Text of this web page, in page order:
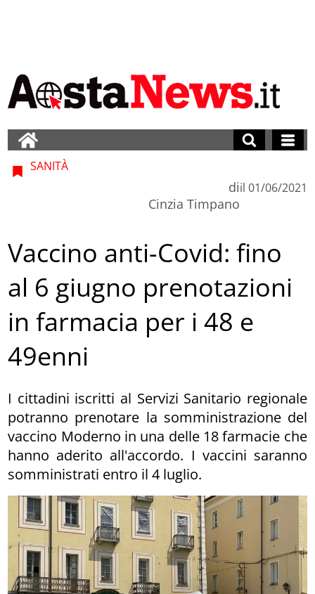
SANITÀ
di
Cinzia Timpano
il 01/06/2021
Vaccino anti-Covid: fino
al 6 giugno prenotazioni
in farmacia per i 48 e
49enni
I cittadini iscritti al Servizi Sanitario regionale
potranno prenotare la somministrazione del
vaccino Moderno in una delle 18 farmacie che
hanno aderito all'accordo. I vaccini saranno
somministrati entro il 4 luglio.